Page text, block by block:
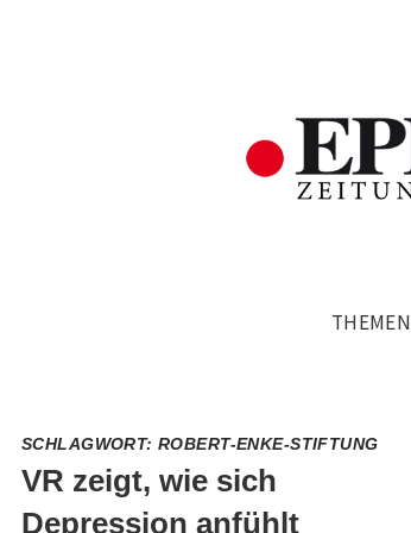
THEMEN
SCHLAGWORT:ROBERT-ENKE-STIFTUNG
VR zeigt, wie sich
Depression anfühlt